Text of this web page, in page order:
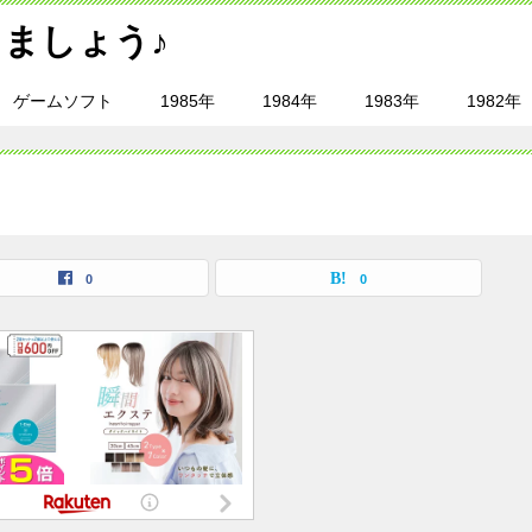
しょう♪
ゲームソフト 1985年 1984年 1983年 1982年
0 0